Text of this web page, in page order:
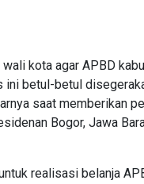
kota agar APBD
ini betul-betul
saat memberikan
Bogor, Jawa
realisasi belanja